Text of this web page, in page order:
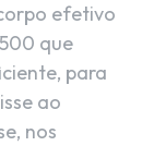
efetivo
que
para
ao
nos